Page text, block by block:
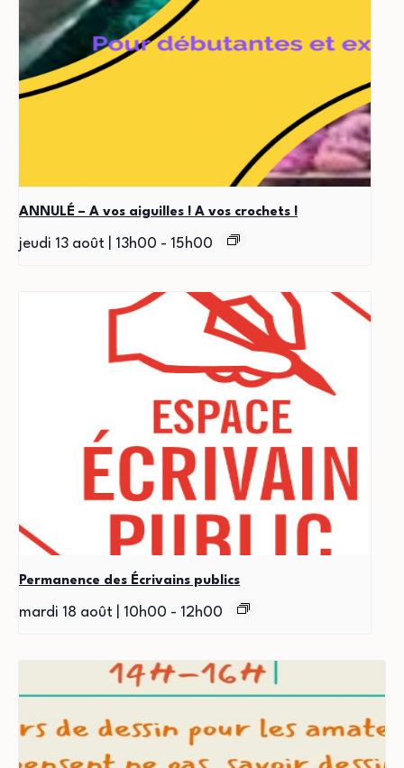
ANNULÉ – A vos aiguilles ! A vos crochets !
jeudi 13 août | 13h00 - 15h00
Permanence des Écrivains publics
mardi 18 août | 10h00 - 12h00